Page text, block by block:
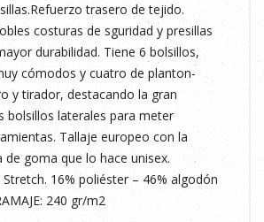
trasero de tejido.
costuras de sguridad y presillas
durabilidad. Tiene 6 bolsillos,
cómodos y cuatro de planton-
y tirador, destacando la gran
bolsillos laterales para meter
Tallaje europeo con la
de goma que lo hace unisex.
Stretch. 16% poliéster – 46% algodón
240 gr/m2